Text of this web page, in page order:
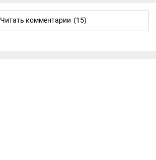
Читать комментарии (15)